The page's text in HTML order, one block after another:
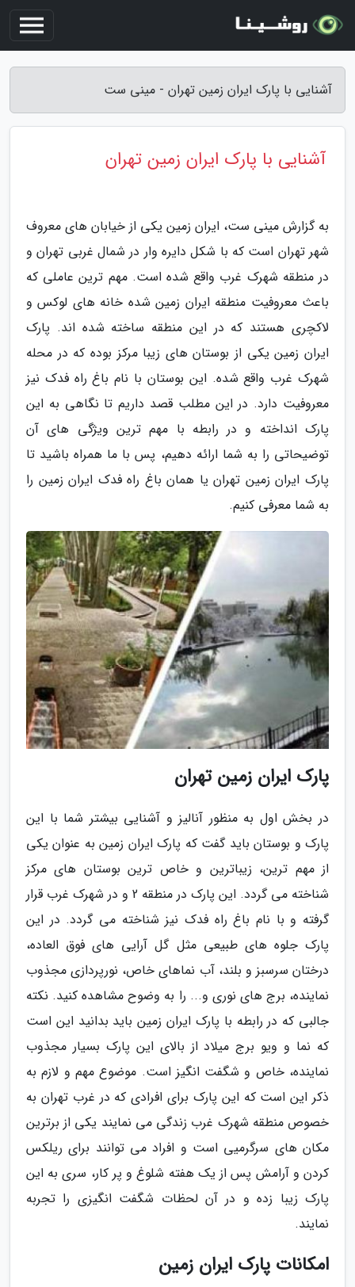
آشنایی با پارک ایران زمین تهران - مینی ست
آشنایی با پارک ایران زمین تهران
به گزارش مینی ست، ایران زمین یکی از خیابان های معروف
شهر تهران است که با شکل دایره وار در شمال غربی تهران و
در منطقه شهرک غرب واقع شده است. مهم ترین عاملی که
باعث معروفیت منطقه ایران زمین شده خانه های لوکس و
لاکچری هستند که در این منطقه ساخته شده اند. پارک
ایران زمین یکی از بوستان های زیبا مرکز بوده که در محله
شهرک غرب واقع شده. این بوستان با نام باغ راه فدک نیز
معروفیت دارد. در این مطلب قصد داریم تا نگاهی به این
پارک انداخته و در رابطه با مهم ترین ویژگی های آن
توضیحاتی را به شما ارائه دهیم، پس با ما همراه باشید تا
پارک ایران زمین تهران یا همان باغ راه فدک ایران زمین را
به شما معرفی کنیم.
پارک ایران زمین تهران
در بخش اول به منظور آنالیز و آشنایی بیشتر شما با این
پارک و بوستان باید گفت که پارک ایران زمین به عنوان یکی
از مهم ترین، زیباترین و خاص ترین بوستان های مرکز
شناخته می گردد. این پارک در منطقه 2 و در شهرک غرب قرار
گرفته و با نام باغ راه فدک نیز شناخته می گردد. در این
پارک جلوه های طبیعی مثل گل آرایی های فوق العاده،
درختان سرسبز و بلند، آب نماهای خاص، نورپردازی مجذوب
نماینده، برج های نوری و... را به وضوح مشاهده کنید. نکته
جالبی که در رابطه با پارک ایران زمین باید بدانید این است
که نما و ویو برج میلاد از بالای این پارک بسیار مجذوب
نماینده، خاص و شگفت انگیز است. موضوع مهم و لازم به
ذکر این است که این پارک برای افرادی که در غرب تهران به
خصوص منطقه شهرک غرب زندگی می نمایند یکی از برترین
مکان های سرگرمیی است و افراد می توانند برای ریلکس
کردن و آرامش پس از یک هفته شلوغ و پر کار، سری به این
پارک زیبا زده و در آن لحظات شگفت انگیزی را تجربه
نمایند.
امکانات پارک ایران زمین